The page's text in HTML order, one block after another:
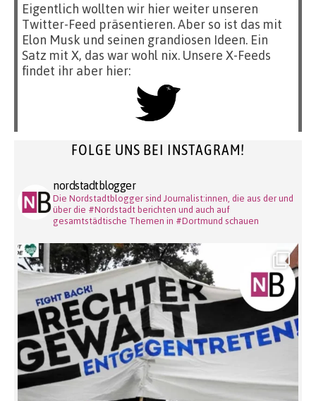
Eigentlich wollten wir hier weiter unseren
Twitter-Feed präsentieren. Aber so ist das mit
Elon Musk und seinen grandiosen Ideen. Ein
Satz mit X, das war wohl nix. Unsere X-Feeds
findet ihr aber hier:
FOLGE UNS BEI INSTAGRAM!
nordstadtblogger
Die Nordstadtblogger sind Journalist:innen, die aus der und
über die #Nordstadt berichten und auch auf
gesamtstädtische Themen in #Dortmund schauen